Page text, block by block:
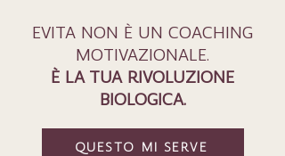
EVITA NON È UN COACHING
MOTIVAZIONALE.
È LA TUA RIVOLUZIONE
BIOLOGICA.
QUESTO MI SERVE